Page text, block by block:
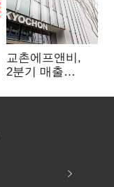
교촌에프앤비,
2분기 매출
전년보다 4.9%↑